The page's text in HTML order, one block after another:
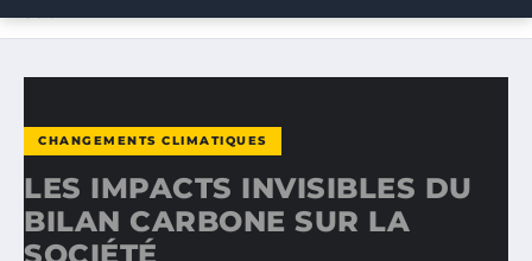
CHANGEMENTS CLIMATIQUES
LES IMPACTS INVISIBLES DU
BILAN CARBONE SUR LA